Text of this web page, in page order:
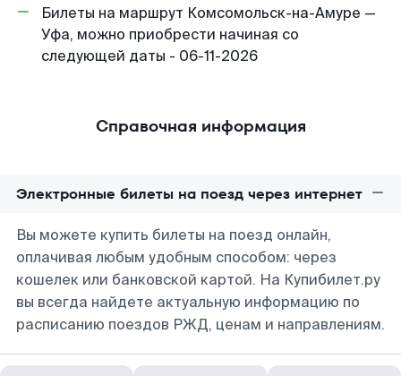
Билеты на маршрут Комсомольск-на-Амуре —
Уфа, можно приобрести начиная со
следующей даты - 06-11-2026
Справочная информация
Электронные билеты на поезд через интернет
Вы можете купить билеты на поезд онлайн,
оплачивая любым удобным способом: через
кошелек или банковской картой. На Купибилет.ру
вы всегда найдете актуальную информацию по
расписанию поездов РЖД, ценам и направлениям.